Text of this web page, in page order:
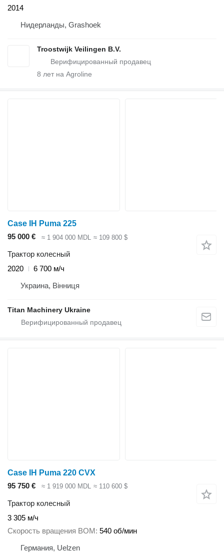
2014
Нидерланды, Grashoek
Troostwijk Veilingen B.V.
8 лет на Agroline
Case IH Puma 225
95 000 €
≈ 1 904 000 MDL ≈ 109 800 $
Трактор колесный
2020
6 700 м/ч
Украина, Вінниця
Titan Machinery Ukraine
Case IH Puma 220 CVX
95 750 €
≈ 1 919 000 MDL ≈ 110 600 $
Трактор колесный
3 305 м/ч
Скорость вращения ВОМ 540 об/мин
Германия, Uelzen